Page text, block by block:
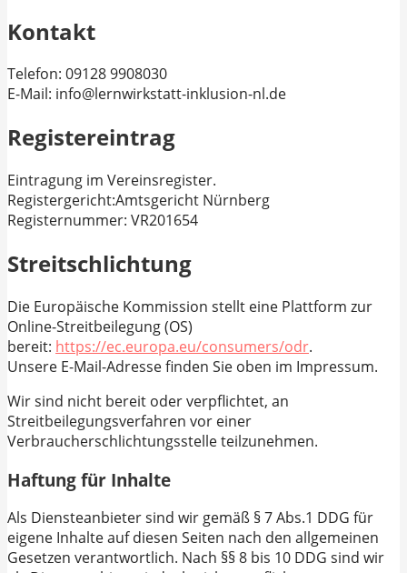
Kontakt
Telefon: 09128 9908030
E-Mail: info@lernwirkstatt-inklusion-nl.de
Registereintrag
Eintragung im Vereinsregister.
Registergericht:Amtsgericht Nürnberg
Registernummer: VR201654
Streitschlichtung
Die Europäische Kommission stellt eine Plattform zur
Online-Streitbeilegung (OS)
bereit: https://ec.europa.eu/consumers/odr.
Unsere E-Mail-Adresse finden Sie oben im Impressum.
Wir sind nicht bereit oder verpflichtet, an
Streitbeilegungsverfahren vor einer
Verbraucherschlichtungsstelle teilzunehmen.
Haftung für Inhalte
Als Diensteanbieter sind wir gemäß § 7 Abs.1 DDG für
eigene Inhalte auf diesen Seiten nach den allgemeinen
Gesetzen verantwortlich. Nach §§ 8 bis 10 DDG sind wir